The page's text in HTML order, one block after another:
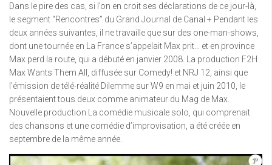
Dans le pire des cas, si l’on en croit ses déclarations de ce jour-là,
le segment “Rencontres” du Grand Journal de Canal + Pendant les
deux années suivantes, il ne travaille que sur des one-man-shows,
dont une tournée en La France s’appelait Max prit… et en province
Max perd la route, qui a débuté en janvier 2008. La production F2H
Max Wants Them All, diffusée sur Comedy! et NRJ 12, ainsi que
l’émission de télé-réalité Dilemme sur W9 en mai et juin 2010, le
présentaient tous deux comme animateur du Mag de Max.
Nouvelle production La comédie musicale solo, qui comprenait
des chansons et une comédie d’improvisation, a été créée en
septembre de la même année.